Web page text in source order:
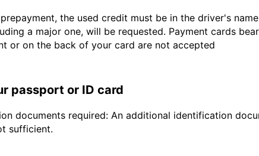
the used credit must be in the driver's
a major one, will be requested. Payment cards
or on the back of your card are not accepted
passport or ID card
documents required: An additional identification
sufficient.